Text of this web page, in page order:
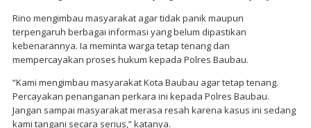
Rino mengimbau masyarakat agar tidak panik maupun
terpengaruh berbagai informasi yang belum dipastikan
kebenarannya. Ia meminta warga tetap tenang dan
mempercayakan proses hukum kepada Polres Baubau.
“Kami mengimbau masyarakat Kota Baubau agar tetap tenang.
Percayakan penanganan perkara ini kepada Polres Baubau.
Jangan sampai masyarakat merasa resah karena kasus ini sedang
kami tangani secara serius,” katanya.